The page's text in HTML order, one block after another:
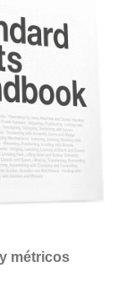
métricos